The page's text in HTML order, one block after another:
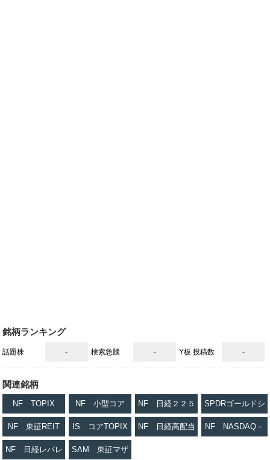
銘柄ランキング
話題株 - 検索急騰 - Y板 投稿数 -
関連銘柄
NF TOPIX NF 小型コア NF 日経２２５ SPDRゴールドシ
ェア
NF 東証REIT IS コアTOPIX NF 日経高配当 NF NASDAQ－
NF 日経レバレ SAM 東証マザ